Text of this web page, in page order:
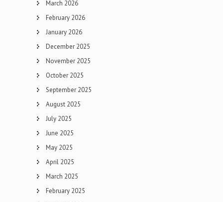
March 2026
February 2026
January 2026
December 2025
November 2025
October 2025
September 2025
August 2025
July 2025
June 2025
May 2025
April 2025
March 2025
February 2025